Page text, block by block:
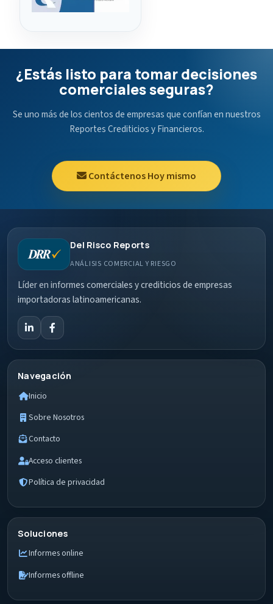
¿Estás listo para tomar decisiones
comerciales seguras?
Se uno más de los cientos de empresas que confían en nuestros
Reportes Crediticios y Financieros.
Contáctenos Hoy mismo
Del Risco Reports
ANÁLISIS COMERCIAL Y RIESGO
Líder en informes comerciales y crediticios de empresas
importadoras latinoamericanas.
Navegación
Inicio
Sobre Nosotros
Contacto
Acceso clientes
Política de privacidad
Soluciones
Informes online
Informes offline